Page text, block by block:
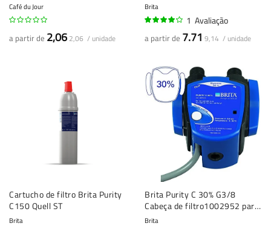
Café du Jour
a partir de 2,06 2,06 / unidade
Brita
1 Avaliação
a partir de 7.71 9,14 / unidade
Cartucho de filtro Brita Purity
C150 Quell ST
Brita
Brita Purity C 30% G3/8
Cabeça de filtro1002952 para
Purity Quell ST
Brita